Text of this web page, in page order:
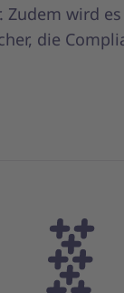
Zudem wird
die